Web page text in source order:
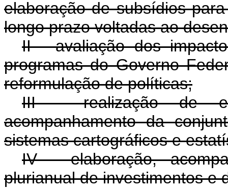
elaboração de subsídios
longo prazo voltadas ao
II - avaliação dos
programas do Governo
reformulação de políticas;
III - realização de
acompanhamento da
sistemas cartográficos e
IV - elaboração,
plurianual de investimentos e